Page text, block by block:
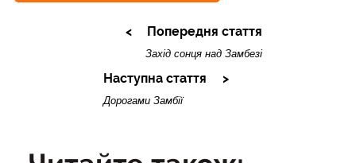
Попередня стаття
Захід сонця над Замбезі
Наступна стаття
Дорогами Замбії